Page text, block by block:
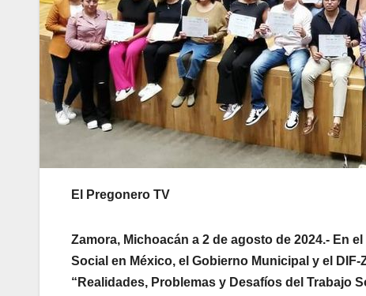
El Pregonero TV
Zamora, Michoacán a 2 de agosto de 2024.- En
Social en México, el Gobierno Municipal y el
“Realidades, Problemas y Desafíos del Trabajo